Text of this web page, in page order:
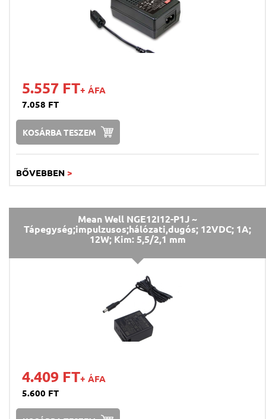
5.557 FT+ ÁFA
7.058 FT
KOSÁRBA TESZEM
BŐVEBBEN >
Mean Well NGE12I12-P1J ~
Tápegység;impulzusos;hálózati,dugós; 12VDC; 1A;
12W; Kim: 5,5/2,1 mm
4.409 FT+ ÁFA
5.600 FT